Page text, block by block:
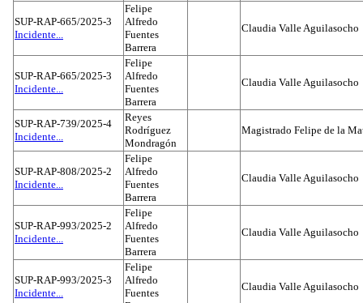
SUP-RAP-665/2025-3
Incidente...
Felipe
Alfredo
Fuentes
Barrera
Claudia Valle Aguilasocho
SUP-RAP-665/2025-3
Incidente...
Felipe
Alfredo
Fuentes
Barrera
Claudia Valle Aguilasocho
SUP-RAP-739/2025-4
Incidente...
Reyes
Rodríguez
Mondragón
Magistrado Felipe de la
SUP-RAP-808/2025-2
Incidente...
Felipe
Alfredo
Fuentes
Barrera
Claudia Valle Aguilasocho
SUP-RAP-993/2025-2
Incidente...
Felipe
Alfredo
Fuentes
Barrera
Claudia Valle Aguilasocho
SUP-RAP-993/2025-3
Incidente...
Felipe
Alfredo
Fuentes
Claudia Valle Aguilasocho